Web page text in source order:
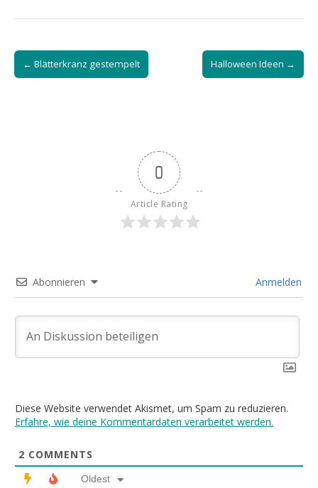
Post
navigation
← Blätterkranz gestempelt Halloween Ideen →
0
Article Rating
Abonnieren Anmelden
Diese Website verwendet Akismet, um Spam zu reduzieren.
Erfahre, wie deine Kommentardaten verarbeitet werden.
2 COMMENTS
Oldest